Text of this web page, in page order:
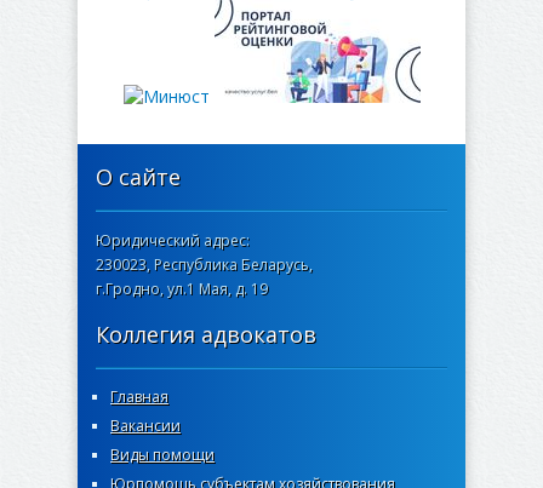
О сайте
Юридический адрес:
230023, Республика Беларусь,
г.Гродно, ул.1 Мая, д. 19
Коллегия адвокатов
Главная
Вакансии
Виды помощи
Юрпомощь субъектам хозяйствования